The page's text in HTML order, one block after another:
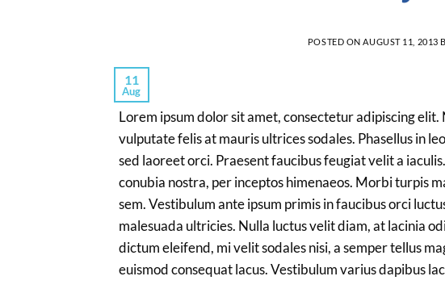
POSTED ON AUGUST 11, 2013
11
Aug
Lorem ipsum dolor sit amet, consectetur adipiscing
vulputate felis at mauris ultrices sodales. Phasellus in
sed laoreet orci. Praesent faucibus feugiat velit a
conubia nostra, per inceptos himenaeos. Morbi turpis
sem. Vestibulum ante ipsum primis in faucibus orci
malesuada ultricies. Nulla luctus velit diam, at lacinia
dictum eleifend, mi velit sodales nisi, a semper tellus
euismod consequat lacus. Vestibulum varius dapibus